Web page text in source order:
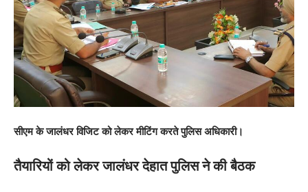
सीएम के जालंधर विजिट को लेकर मीटिंग करते पुलिस अधिकारी।
तैयारियों को लेकर जालंधर देहात पुलिस ने की बैठक